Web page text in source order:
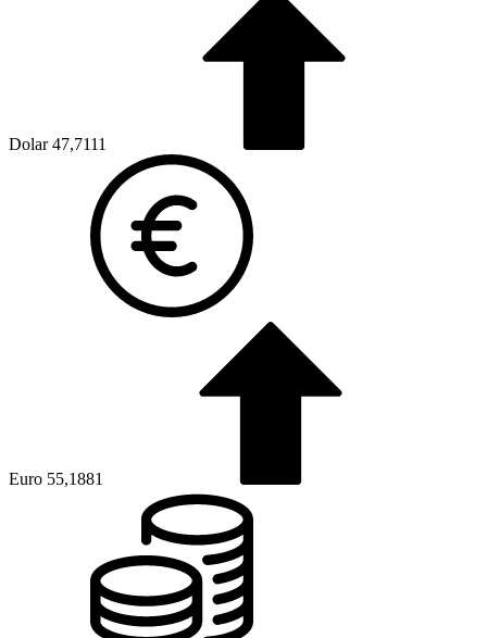
Dolar 47,7111
Euro 55,1881